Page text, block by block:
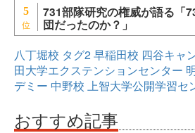
5 731部隊研究の権威が語る「
団だったのか？」
八丁堀校 タグ2早稲田校 四谷キャ
田大学エクステンションセンター
デミー 中野校 上智大学公開学習セ
おすすめ記事